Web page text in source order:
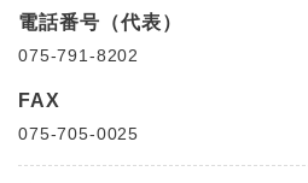
電話番号（代表）
075-791-8202
FAX
075-705-0025